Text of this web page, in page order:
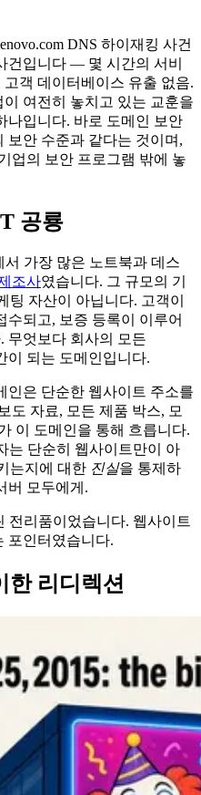
DNS 하이재킹 사건
건입니다 — 몇 시간의 서비
객 데이터베이스 유출 없음.
여전히 놓치고 있는 교훈을
나입니다. 바로 도메인 보안
보안 수준과 같다는 것이며,
업의 보안 프로그램 밖에 놓
공룡
서 가장 많은 노트북과 데스
조사였습니다. 그 규모의 기
팅 자산이 아닙니다. 고객이
수되고, 보증 등록이 이루어
무엇보다 회사의 모든
이 되는 도메인입니다.
인은 단순한 웹사이트 주소를
도 자료, 모든 제품 박스, 모
이 도메인을 통해 흐릅니다.
는 단순히 웹사이트만이 아
는지에 대한 진실을 통제하
버 모두에게.
전리품이었습니다. 웹사이트
포인터였습니다.
한 리디렉션